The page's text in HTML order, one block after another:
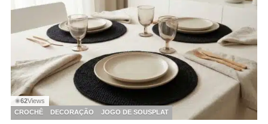
◉62Views
CROCHÊ
DECORAÇÃO JOGO DE SOUSPLAT